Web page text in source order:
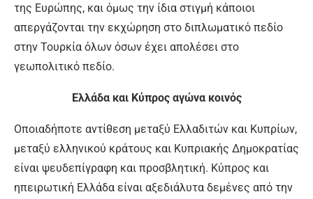
της Ευρώπης, και όμως την ίδια στιγμή κάποιοι
απεργάζονται την εκχώρηση στο διπλωματικό πεδίο
στην Τουρκία όλων όσων έχει απολέσει στο
γεωπολιτικό πεδίο.
Ελλάδα και Κύπρος αγώνα κοινός
Οποιαδήποτε αντίθεση μεταξύ Ελλαδιτών και Κυπρίων,
μεταξύ ελληνικού κράτους και Κυπριακής Δημοκρατίας
είναι ψευδεπίγραφη και προσβλητική. Κύπρος και
ηπειρωτική Ελλάδα είναι αξεδιάλυτα δεμένες από την